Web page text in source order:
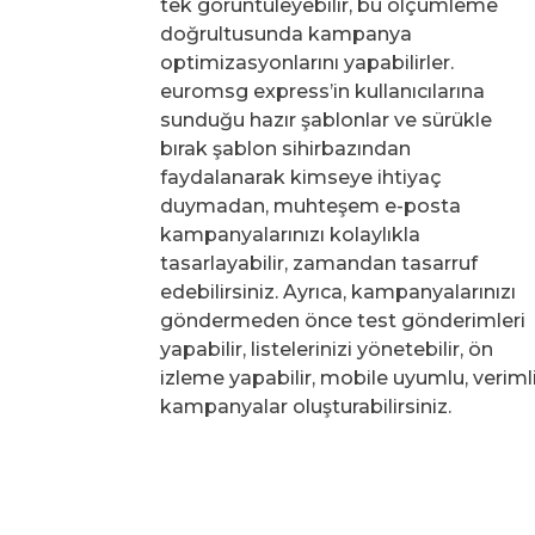
tek görüntüleyebilir, bu ölçümleme
doğrultusunda kampanya
optimizasyonlarını yapabilirler.
euromsg express’in kullanıcılarına
sunduğu hazır şablonlar ve sürükle
bırak şablon sihirbazından
faydalanarak kimseye ihtiyaç
duymadan, muhteşem e-posta
kampanyalarınızı kolaylıkla
tasarlayabilir, zamandan tasarruf
edebilirsiniz. Ayrıca, kampanyalarınızı
göndermeden önce test gönderimleri
yapabilir, listelerinizi yönetebilir, ön
izleme yapabilir, mobile uyumlu,
kampanyalar oluşturabilirsiniz.